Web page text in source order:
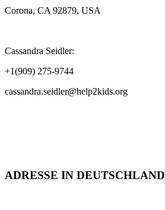
Corona, CA 92879, USA
Cassandra Seidler:
+1(909) 275-9744
cassandra.seidler@help2kids.org
ADRESSE IN DEUTSCHLAND